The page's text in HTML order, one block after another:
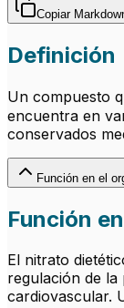
Copiar
Definición
Un compuesto
encuentra en
conservados
Función en el
Función
El nitrato
regulación de
cardiovascular.